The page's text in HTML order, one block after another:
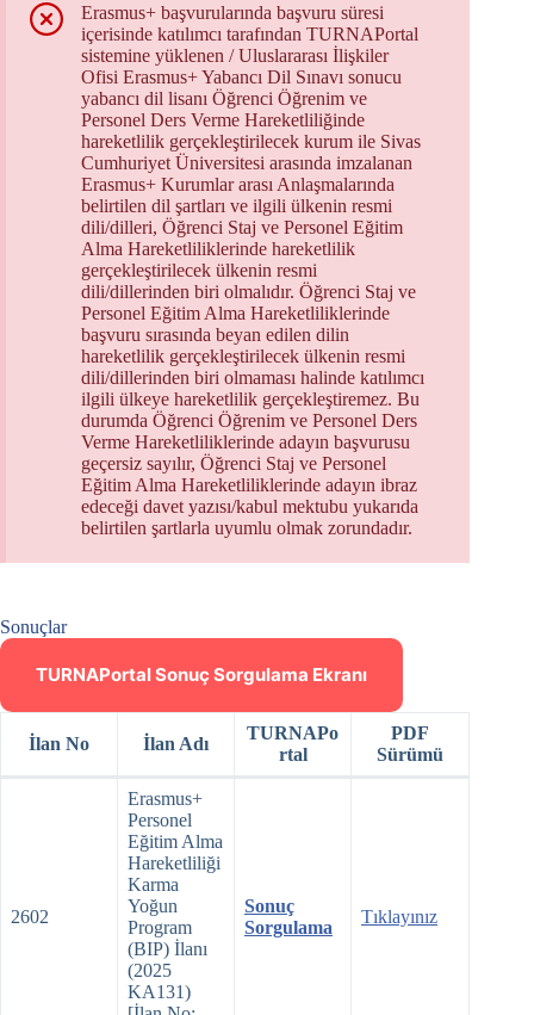
Erasmus+ başvurularında başvuru süresi
içerisinde katılımcı tarafından TURNAPortal
sistemine yüklenen / Uluslararası İlişkiler
Ofisi Erasmus+ Yabancı Dil Sınavı sonucu
yabancı dil lisanı Öğrenci Öğrenim ve
Personel Ders Verme Hareketliliğinde
hareketlilik gerçekleştirilecek kurum ile Sivas
Cumhuriyet Üniversitesi arasında imzalanan
Erasmus+ Kurumlar arası Anlaşmalarında
belirtilen dil şartları ve ilgili ülkenin resmi
dili/dilleri, Öğrenci Staj ve Personel Eğitim
Alma Hareketliliklerinde hareketlilik
gerçekleştirilecek ülkenin resmi
dili/dillerinden biri olmalıdır. Öğrenci Staj ve
Personel Eğitim Alma Hareketliliklerinde
başvuru sırasında beyan edilen dilin
hareketlilik gerçekleştirilecek ülkenin resmi
dili/dillerinden biri olmaması halinde katılımcı
ilgili ülkeye hareketlilik gerçekleştiremez. Bu
durumda Öğrenci Öğrenim ve Personel Ders
Verme Hareketliliklerinde adayın başvurusu
geçersiz sayılır, Öğrenci Staj ve Personel
Eğitim Alma Hareketliliklerinde adayın ibraz
edeceği davet yazısı/kabul mektubu yukarıda
belirtilen şartlarla uyumlu olmak zorundadır.
Sonuçlar
TURNAPortal Sonuç Sorgulama Ekranı
İlan No İlan Adı
TURNAPo
rtal
PDF
Sürümü
2602
Erasmus+
Personel
Eğitim Alma
Hareketliliği
Karma
Yoğun
Program
(BIP) İlanı
(2025
KA131)
Sonuç
Sorgulama
Tıklayınız